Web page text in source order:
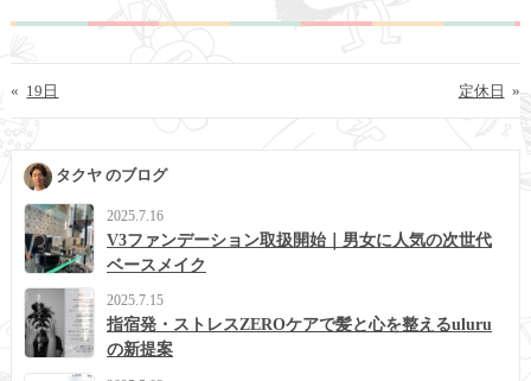
« 19日 »
定休日
タクヤ のブログ
2025.7.16
V3ファンデーション取扱開始｜男女に人気の次世代
ベースメイク
2025.7.15
指宿発・ストレスZEROケアで髪と心を整えるuluru
の新提案